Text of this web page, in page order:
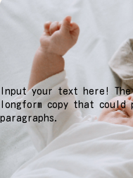
Input your text here!
longform copy that
paragraphs.